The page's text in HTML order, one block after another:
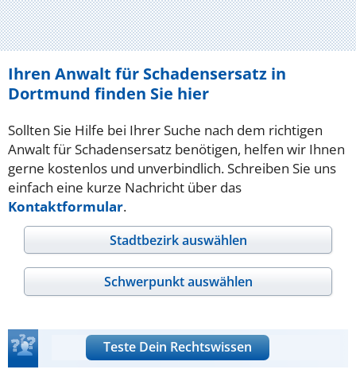
Ihren Anwalt für Schadensersatz in
Dortmund finden Sie hier
Sollten Sie Hilfe bei Ihrer Suche nach dem richtigen
Anwalt für Schadensersatz benötigen, helfen wir Ihnen
gerne kostenlos und unverbindlich. Schreiben Sie uns
einfach eine kurze Nachricht über das
Kontaktformular.
Stadtbezirk auswählen
Schwerpunkt auswählen
Teste Dein Rechtswissen